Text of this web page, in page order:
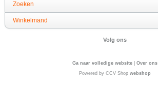
Zoeken
Winkelmand
Volg ons
Ga naar volledige website
Over ons
Powered by CCV Shop webshop